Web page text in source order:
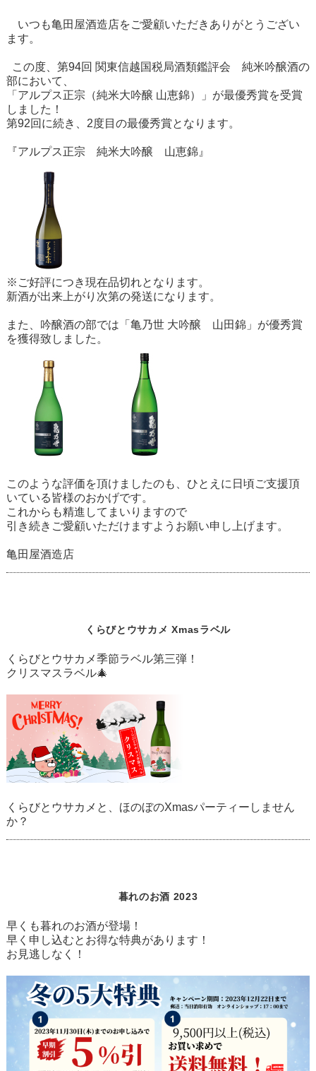
いつも亀田屋酒造店をご愛顧いただきありがとうござい
ます。
この度、第94回 関東信越国税局酒類鑑評会 純米吟醸酒の
部において、
「アルプス正宗（純米大吟醸 山恵錦）」が最優秀賞を受賞
しました！
第92回に続き、2度目の最優秀賞となります。
『アルプス正宗 純米大吟醸 山恵錦』
※ご好評につき現在品切れとなります。
新酒が出来上がり次第の発送になります。
また、吟醸酒の部では「亀乃世 大吟醸 山田錦」が優秀賞
を獲得致しました。
このような評価を頂けましたのも、ひとえに日頃ご支援頂
いている皆様のおかげです。
これからも精進してまいりますので
引き続きご愛顧いただけますようお願い申し上げます。
亀田屋酒造店
くらびとウサカメ Xmasラベル
くらびとウサカメ季節ラベル第三弾！
クリスマスラベル🎄
くらびとウサカメと、ほのぼのXmasパーティーしません
か？
暮れのお酒 2023
早くも暮れのお酒が登場！
早く申し込むとお得な特典があります！
お見逃しなく！